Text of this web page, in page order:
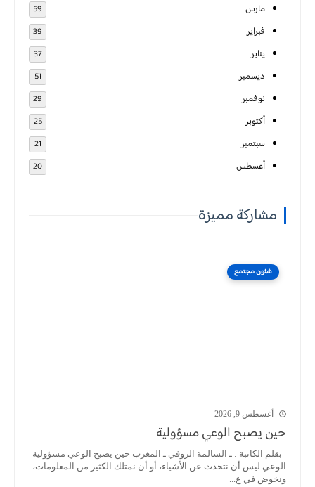
مارس 59
فبراير 39
يناير 37
ديسمبر 51
نوفمبر 29
أكتوبر 25
سبتمبر 21
أغسطس 20
مشاركة مميزة
شئون مجتمع
أغسطس 9, 2026
حين يصبح الوعي مسؤولية
بقلم الكاتبة : ـ السالمة الروفي ـ المغرب حين يصبح الوعي مسؤولية
الوعي ليس أن نتحدث عن الأشياء، أو أن نمتلك الكثير من المعلومات،
ونخوض في غ...